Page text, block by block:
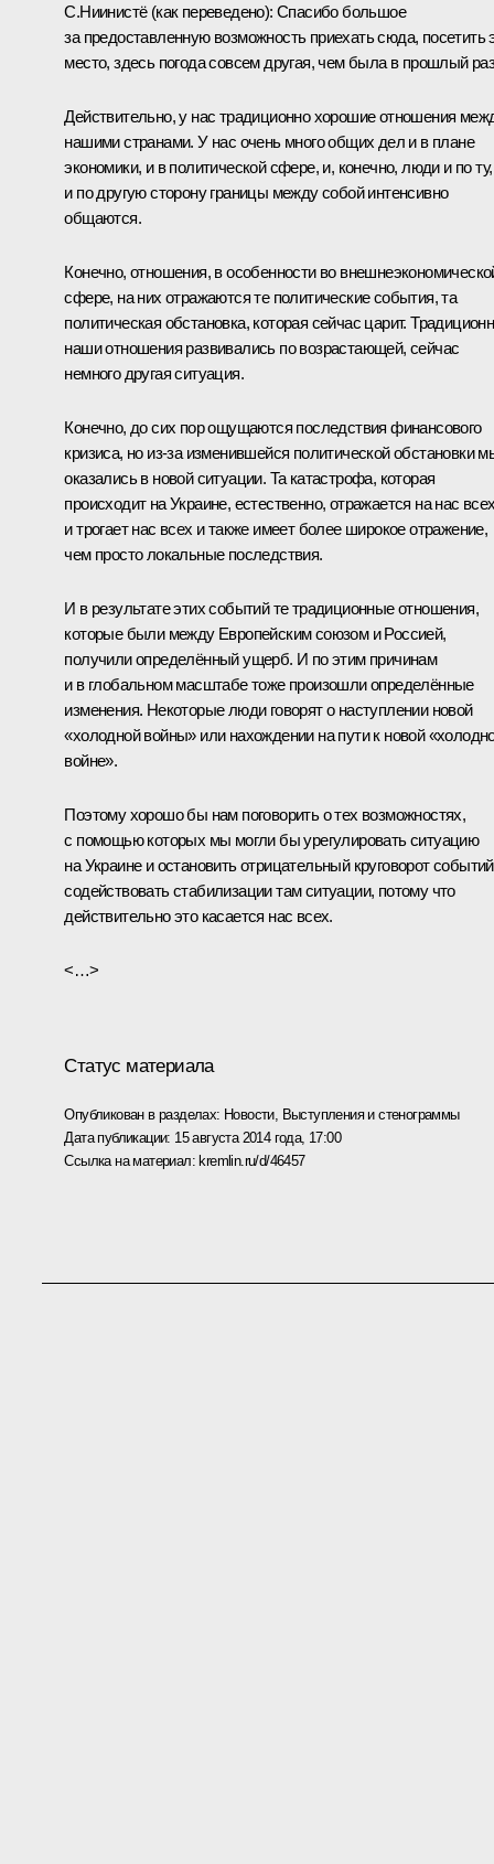
С.Ниинистё (как переведено): Спасибо большое
за предоставленную возможность приехать сюда, посетить
место, здесь погода совсем другая, чем была в прошлый
Действительно, у нас традиционно хорошие отношения
нашими странами. У нас очень много общих дел и в плане
экономики, и в политической сфере, и, конечно, люди и по ту,
и по другую сторону границы между собой интенсивно
общаются.
Конечно, отношения, в особенности во
сфере, на них отражаются те политические события, та
политическая обстановка, которая сейчас царит.
наши отношения развивались по возрастающей, сейчас
немного другая ситуация.
Конечно, до сих пор ощущаются последствия финансового
кризиса, но из‑за изменившейся политической обстановки
оказались в новой ситуации. Та катастрофа, которая
происходит на Украине, естественно, отражается на нас
и трогает нас всех и также имеет более широкое отражение,
чем просто локальные последствия.
И в результате этих событий те традиционные отношения,
которые были между Европейским союзом и Россией,
получили определённый ущерб. И по этим причинам
и в глобальном масштабе тоже произошли определённые
изменения. Некоторые люди говорят о наступлении новой
«холодной войны» или нахождении на пути к новой
войне».
Поэтому хорошо бы нам поговорить о тех возможностях,
с помощью которых мы могли бы урегулировать ситуацию
на Украине и остановить отрицательный круговорот
содействовать стабилизации там ситуации, потому что
действительно это касается нас всех.
<…>
Статус материала
Опубликован в разделах: Новости, Выступления и стенограммы
Дата публикации: 15 августа 2014 года, 17:00
Ссылка на материал: kremlin.ru/d/46457